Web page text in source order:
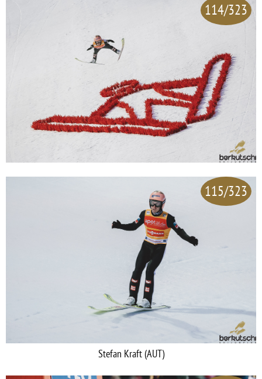
114/323
115/323
Stefan Kraft (AUT)